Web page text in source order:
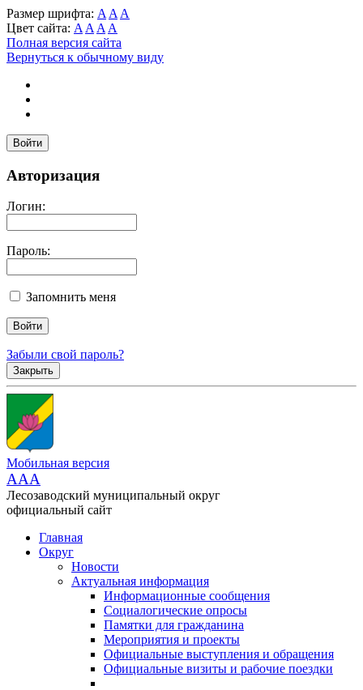
Размер шрифта: A A A
Цвет сайта: A A A A
Полная версия сайта
Вернуться к обычному виду
Войти
Авторизация
Логин:
Пароль:
Запомнить меня
Забыли свой пароль?
Закрыть
Мобильная версия
AAA
Лесозаводский муниципальный округ
официальный сайт
Главная
Округ
Новости
Актуальная информация
Информационные сообщения
Социалогические опросы
Памятки для гражданина
Мероприятия и проекты
Официальные выступления и обращения
Официальные визиты и рабочие поездки